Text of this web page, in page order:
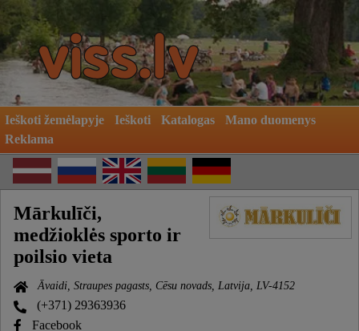
Ieškoti žemėlapyje Ieškoti Katalogas
Mano duomenys
Reklama
Mārkulīči,
medžioklės sporto ir
poilsio vieta
Āvaidi, Straupes pagasts, Cēsu novads, Latvija, LV-4152
(+371) 29363936
Facebook